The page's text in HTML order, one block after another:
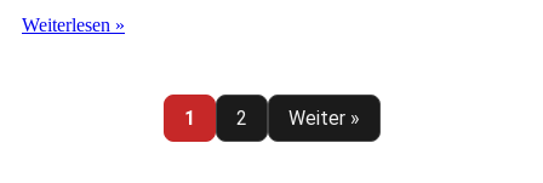
Weiterlesen »
1 2 Weiter »